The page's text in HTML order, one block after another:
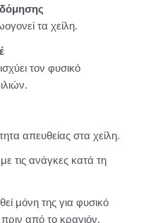
τα χείλη.
τον φυσικό
απευθείας στα χείλη.
τις ανάγκες κατά τη
μόνη της για φυσικό
από το κραγιόν.